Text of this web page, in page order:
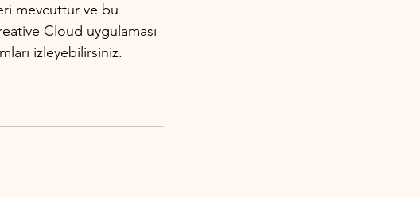
mevcuttur ve bu
Cloud uygulaması
izleyebilirsiniz.